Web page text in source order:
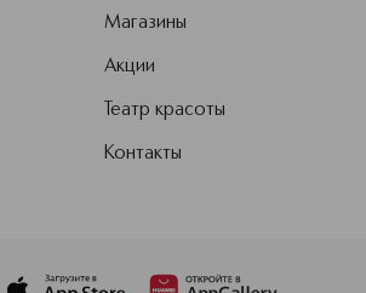
Магазины
Акции
Театр красоты
Контакты